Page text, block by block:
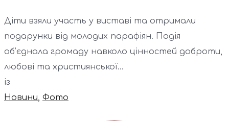
Діти взяли участь у виставі та отримали
подарунки від молодих парафіян. Подія
об’єднала громаду навколо цінностей доброти,
любові та християнської...
із
Новини, Фото